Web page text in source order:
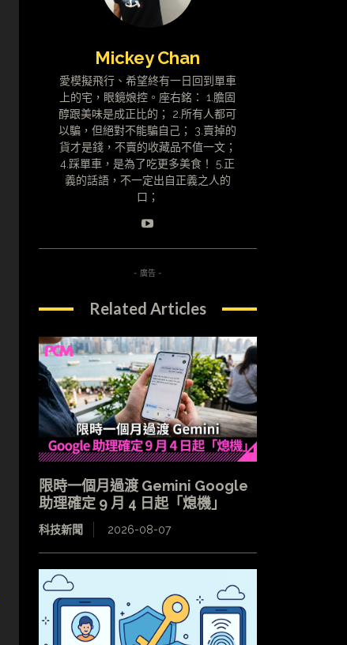
Mickey Chan
愛模擬飛行、希望終有一日回到單車
上的宅，眼鏡娘控。座右銘： 1.膽固
醇跟美味是成正比的； 2.所有人都可
以騙，但絕對不能騙自己； 3.賣掉的
貨才是錢，不賣的收藏品不值一文；
4.踩單車，是為了吃更多美食！ 5.正
義的話語，不一定出自正義之人的
口；
- 廣告 -
Related Articles
限時一個月過渡 Gemini Google
助理確定 9 月 4 日起「熄機」
科技新聞 2026-08-07